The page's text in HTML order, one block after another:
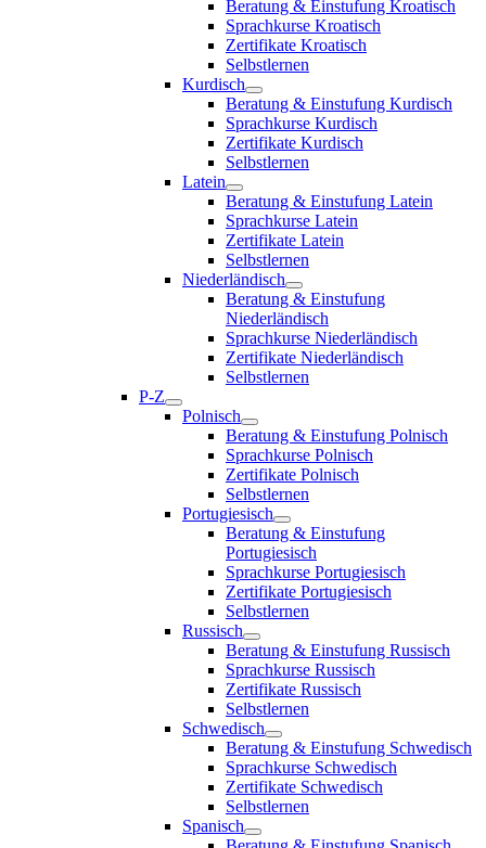
Beratung & Einstufung Kroatisch
Sprachkurse Kroatisch
Zertifikate Kroatisch
Selbstlernen
Kurdisch
Beratung & Einstufung Kurdisch
Sprachkurse Kurdisch
Zertifikate Kurdisch
Selbstlernen
Latein
Beratung & Einstufung Latein
Sprachkurse Latein
Zertifikate Latein
Selbstlernen
Niederländisch
Beratung & Einstufung
Niederländisch
Sprachkurse Niederländisch
Zertifikate Niederländisch
Selbstlernen
P-Z
Polnisch
Beratung & Einstufung Polnisch
Sprachkurse Polnisch
Zertifikate Polnisch
Selbstlernen
Portugiesisch
Beratung & Einstufung
Portugiesisch
Sprachkurse Portugiesisch
Zertifikate Portugiesisch
Selbstlernen
Russisch
Beratung & Einstufung Russisch
Sprachkurse Russisch
Zertifikate Russisch
Selbstlernen
Schwedisch
Beratung & Einstufung Schwedisch
Sprachkurse Schwedisch
Zertifikate Schwedisch
Selbstlernen
Spanisch